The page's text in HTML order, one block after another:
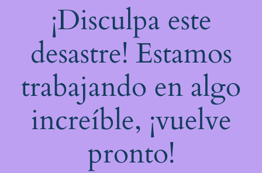
¡Disculpa este
desastre! Estamos
trabajando en algo
increíble, ¡vuelve
pronto!